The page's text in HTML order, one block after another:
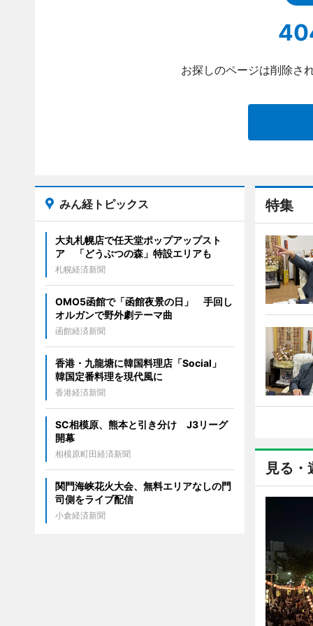
お探しのページは削除さ
特集
見る・
みん経トピックス
大丸札幌店で任天堂ポップアップスト
ア 「どうぶつの森」特設エリアも
札幌経済新聞
OMO5函館で「函館夜景の日」 手回し
オルガンで野外劇テーマ曲
函館経済新聞
香港・九龍塘に韓国料理店「Social」
韓国定番料理を現代風に
香港経済新聞
SC相模原、熊本と引き分け J3リーグ
開幕
相模原町田経済新聞
関門海峡花火大会、無料エリアなしの門
司側をライブ配信
小倉経済新聞